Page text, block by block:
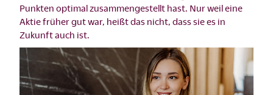
Punkten optimal zusammengestellt hast. Nur weil eine
Aktie früher gut war, heißt das nicht, dass sie es in
Zukunft auch ist.